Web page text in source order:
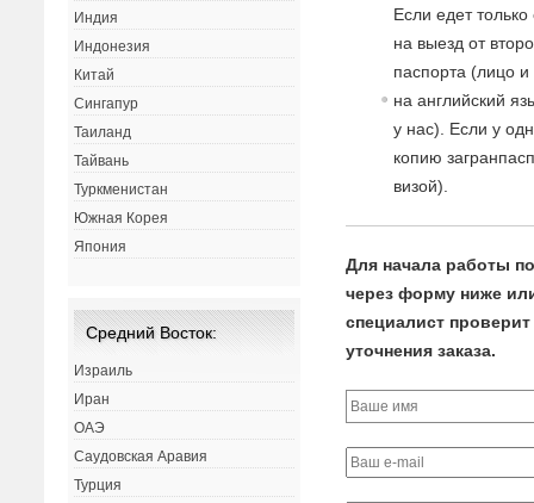
Если едет
на выезд от
паспорта (лицо
на английский
у нас). Если у
копию
визой).
Для начала работы
через форму ниже
специалист
уточнения заказа.
Индия
Индонезия
Китай
Сингапур
Таиланд
Тайвань
Туркменистан
Южная Корея
Япония
Средний Восток:
Израиль
Иран
ОАЭ
Саудовская Аравия
Турция